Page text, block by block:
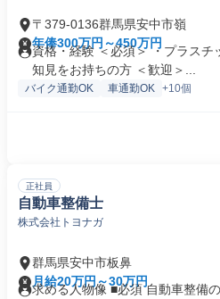
〒379-0136群馬県安中市嶺
年俸300万円～450万円
資格・経験 ＜必須＞ ・プラスチ
知見をお持ちの方 ＜歓迎＞...
バイク通勤OK 車通勤OK +10個
正社員
自動車整備士
株式会社トヨナガ
群馬県安中市板鼻
月給20万円～30万円
求める人物像 ■必須 自動車整備